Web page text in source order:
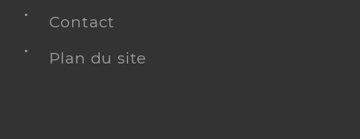
Contact
Plan du site